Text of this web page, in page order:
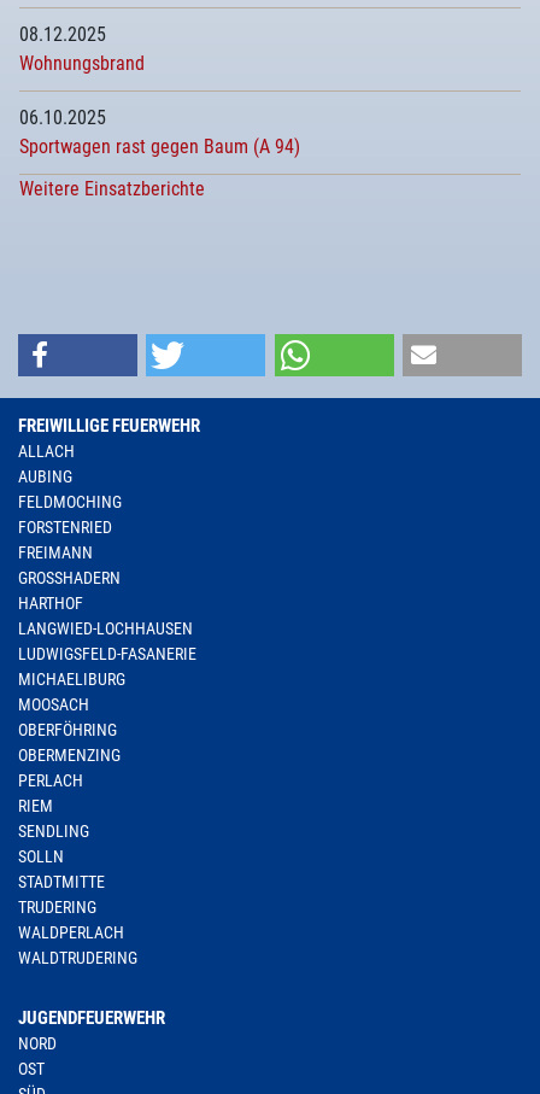
08.12.2025
Wohnungsbrand
06.10.2025
Sportwagen rast gegen Baum (A 94)
Weitere Einsatzberichte
FREIWILLIGE FEUERWEHR
ALLACH
AUBING
FELDMOCHING
FORSTENRIED
FREIMANN
GROSSHADERN
HARTHOF
LANGWIED-LOCHHAUSEN
LUDWIGSFELD-FASANERIE
MICHAELIBURG
MOOSACH
OBERFÖHRING
OBERMENZING
PERLACH
RIEM
SENDLING
SOLLN
STADTMITTE
TRUDERING
WALDPERLACH
WALDTRUDERING
JUGENDFEUERWEHR
NORD
OST